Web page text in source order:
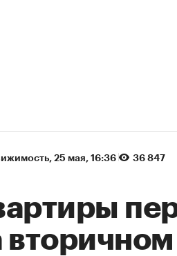
⁠, 25 мая, 16:36
36 847
вторичном